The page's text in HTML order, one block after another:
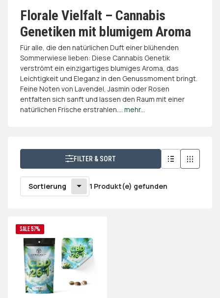
Florale Vielfalt – Cannabis
Genetiken mit blumigem Aroma
Für alle, die den natürlichen Duft einer blühenden
Sommerwiese lieben: Diese Cannabis Genetik
verströmt ein einzigartiges blumiges Aroma, das
Leichtigkeit und Eleganz in den Genussmoment bringt.
Feine Noten von Lavendel, Jasmin oder Rosen
entfalten sich sanft und lassen den Raum mit einer
natürlichen Frische erstrahlen.... mehr...
FILTER & SORT
Sortierung 1 Produkt(e) gefunden
SALE 57%